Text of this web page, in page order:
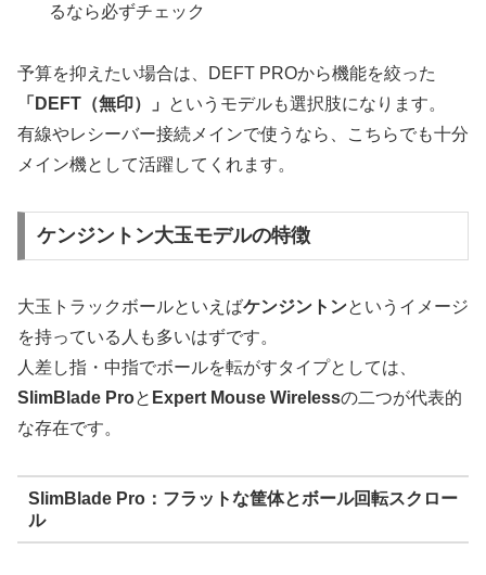
るなら必ずチェック
予算を抑えたい場合は、DEFT PROから機能を絞った
「DEFT（無印）」
というモデルも選択肢になります。
有線やレシーバー接続メインで使うなら、こちらでも十分
メイン機として活躍してくれます。
ケンジントン大玉モデルの特徴
大玉トラックボールといえばケンジントンというイメージ
を持っている人も多いはずです。
人差し指・中指でボールを転がすタイプとしては、
SlimBlade Proと Expert Mouse Wirelessの二つが代表的
な存在です。
SlimBlade Pro：フラットな筐体とボール回転スクロー
ル